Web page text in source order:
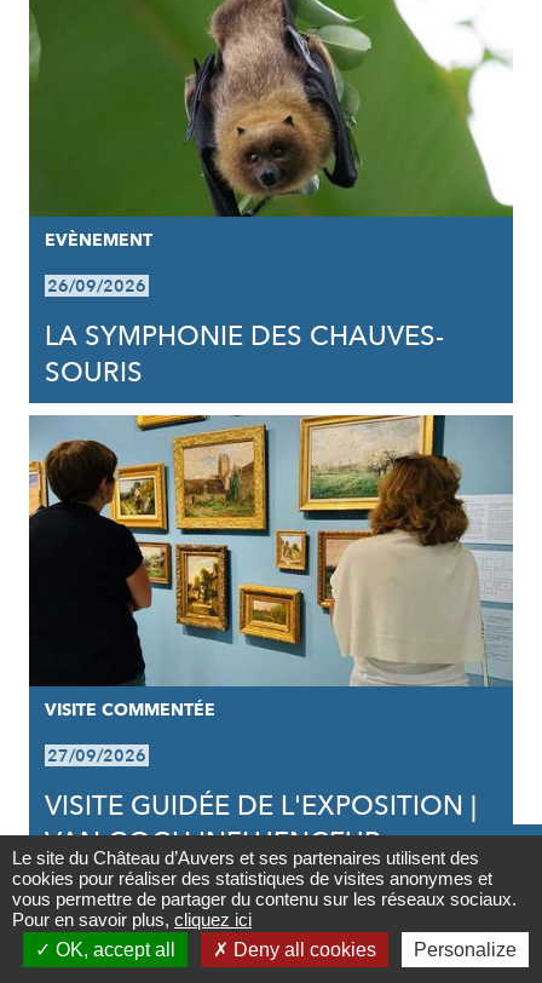
Contact

Newsletter
EVÈNEMENT
26/09/2026
LA SYMPHONIE DES CHAUVES-
SOURIS
VISITE COMMENTÉE
27/09/2026
VISITE GUIDÉE DE L'EXPOSITION |
VAN GOGH INFLUENCEUR
Le site du Château d’Auvers et ses partenaires utilisent des
cookies pour réaliser des statistiques de visites anonymes et
vous permettre de partager du contenu sur les réseaux sociaux.
Pour en savoir plus, cliquez ici
OK, accept all
Deny all cookies Personalize